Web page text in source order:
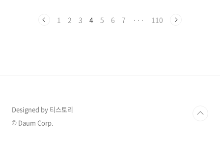
폭발! 산리오 특별전 3. 손으로 만드는 추억, 빕이디밥이디부 인사동 1.
1 2 3 4 5 6 7 ··· 110
Designed by 티스토리
© Daum Corp.